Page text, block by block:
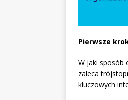
Pierwsze
W jaki sposób
zaleca
kluczowych